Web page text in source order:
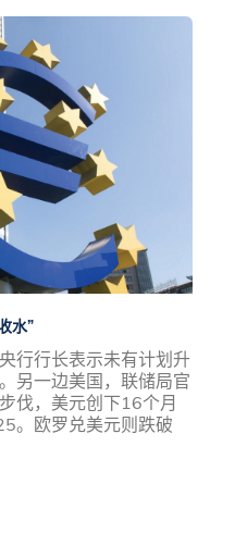
水”
行行长表示未有计划升
另一边美国，联储局官
伐，美元创下16个月
。欧罗兑美元则跌破